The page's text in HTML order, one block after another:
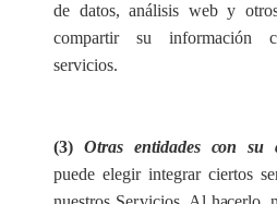
de datos, análisis web y o
compartir su información
servicios.
(3)Otras entidades consu
puede elegir integrarciertos se